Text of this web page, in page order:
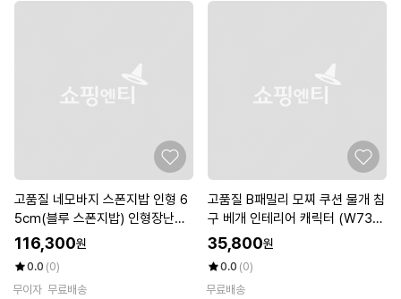
고품질 네모바지 스폰지밥 인형 6
5cm(블루 스폰지밥) 인형장난감
(WFKDRWW)
116,300원
0.0 (0)
무이자 무료배송
고품질 B패밀리 모찌 쿠션 물개 침
구 베개 인테리어 캐릭터 (W73A
CE0)
35,800원
0.0 (0)
무료배송